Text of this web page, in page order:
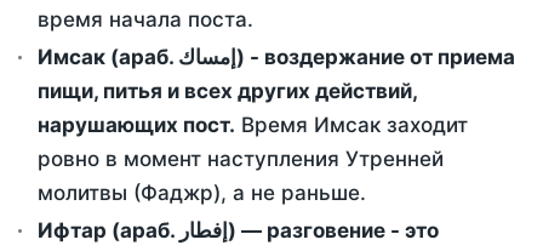
время начала поста.
Имсак (араб. إمساك) - воздержание от приема
пищи, питья и всех других действий,
нарушающих пост. Время Имсак заходит
ровно в момент наступления Утренней
молитвы (Фаджр), а не раньше.
Ифтар (араб. إفطار) — разговение - это